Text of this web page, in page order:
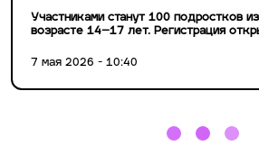
Участниками станут 100 подростков
возрасте 14–17 лет. Регистрация
7 мая 2026 - 10:40